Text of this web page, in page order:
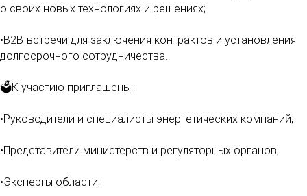
о своих новых технологиях и решениях;
•В2В-встречи для заключения контрактов и установления
долгосрочного сотрудничества.
🗳К участию приглашены:
•Руководители и специалисты энергетических компаний;
•Представители министерств и регуляторных органов;
•Эксперты области;